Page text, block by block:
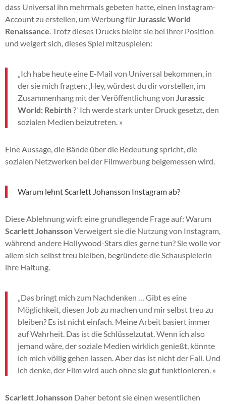
dass Universal ihn mehrmals gebeten hatte, einen Instagram-
Account zu erstellen, um Werbung für Jurassic World
Renaissance . Trotz dieses Drucks bleibt sie bei ihrer Position
und weigert sich, dieses Spiel mitzuspielen:
„Ich habe heute eine E-Mail von Universal bekommen, in
der sie mich fragten: ‚Hey, würdest du dir vorstellen, im
Zusammenhang mit der Veröffentlichung von Jurassic
World: Rebirth?' Ich werde stark unter Druck gesetzt, den
sozialen Medien beizutreten. »
Eine Aussage, die Bände über die Bedeutung spricht, die
sozialen Netzwerken bei der Filmwerbung beigemessen wird.
Warum lehnt Scarlett Johansson Instagram ab?
Diese Ablehnung wirft eine grundlegende Frage auf: Warum
Scarlett JohanssonVerweigert sie die Nutzung von Instagram,
während andere Hollywood-Stars dies gerne tun? Sie wolle vor
allem sich selbst treu bleiben, begründete die Schauspielerin
ihre Haltung.
„Das bringt mich zum Nachdenken … Gibt es eine
Möglichkeit, diesen Job zu machen und mir selbst treu zu
bleiben? Es ist nicht einfach. Meine Arbeit basiert immer
auf Wahrheit. Das ist die Schlüsselzutat. Wenn ich also
jemand wäre, der soziale Medien wirklich genießt, könnte
ich mich völlig gehen lassen. Aber das ist nicht der Fall. Und
ich denke, der Film wird auch ohne sie gut funktionieren. »
Scarlett Johansson Daher betont sie einen wesentlichen